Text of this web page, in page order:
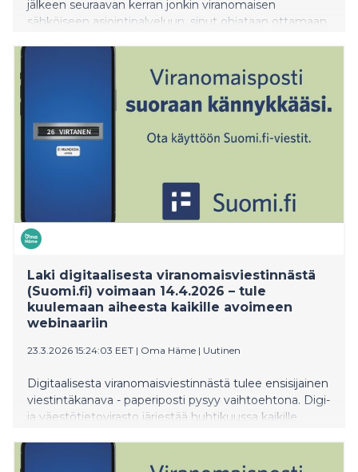
jälkeen seuraavan kerran jonkin viranomaisen
sähköiseen asiointipalveluun, sinut ohjataan ottamaan
useilta viranomaisilta. Suomi.fi-viestit korvaa
viranomaisilta saapuvan paperipostin: sama asia ei
saavu enää myöhemmin kirjeenä kotiin.
Laki digitaalisesta viranomaisviestinnästä
(Suomi.fi) voimaan 14.4.2026 – tule
kuulemaan aiheesta kaikille avoimeen
webinaariin
23.3.2026 15:24:03 EET | Oma Häme | Uutinen
Digitaalisesta viranomaisviestinnästä tulee ensisijainen
viestintäkanava - paperiposti pysyy vaihtoehtona. Digi-
ja väestötietovirasto järjestää huhtikuussa kaikille